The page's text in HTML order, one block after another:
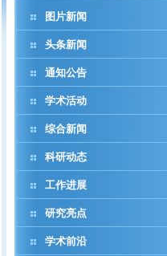
图片新闻
头条新闻
通知公告
学术活动
综合新闻
科研动态
工作进展
研究亮点
学术前沿